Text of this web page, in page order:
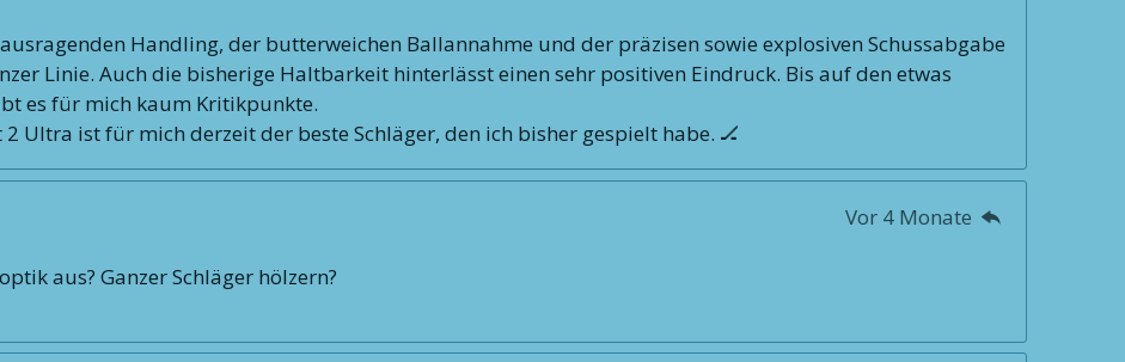
Handling, der butterweichen Ballannahme und der präzisen sowie explosiven Schussabgabe
Linie. Auch die bisherige Haltbarkeit hinterlässt einen sehr positiven Eindruck. Bis auf den etwas
es für mich kaum Kritikpunkte.
Ultra ist für mich derzeit der beste Schläger, den ich bisher gespielt habe. 🏒
Vor 4 Monate
aus? Ganzer Schläger hölzern?